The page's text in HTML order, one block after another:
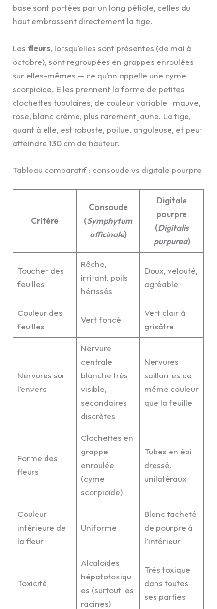
base sont portées par un long pétiole, celles du
haut embrassent directement la tige.
Les fleurs, lorsqu’elles sont présentes (de mai à
octobre), sont regroupées en grappes enroulées
sur elles-mêmes — ce qu’on appelle une cyme
scorpioïde. Elles prennent la forme de petites
clochettes tubulaires, de couleur variable : mauve,
rose, blanc crème, plus rarement jaune. La tige,
quant à elle, est robuste, poilue, anguleuse, et peut
atteindre 130 cm de hauteur.
Tableau comparatif : consoude vs digitale pourpre
Critère
Consoude
(Symphytum
officinale)
Digitale
pourpre
(Digitalis
purpurea)
Toucher des
feuilles
Rêche,
irritant, poils
hérissés
Doux, velouté,
agréable
Couleur des
feuilles
Vert foncé
Vert clair à
grisâtre
Nervures sur
l’envers
Nervure
centrale
blanche très
visible,
secondaires
discrètes
Nervures
saillantes de
même couleur
que la feuille
Forme des
fleurs
Clochettes en
grappe
enroulée
(cyme
scorpioïde)
Tubes en épi
dressé,
unilatéraux
Couleur
intérieure de
la fleur
Uniforme
Blanc tacheté
de pourpre à
l’intérieur
Toxicité
Alcaloïdes
hépatotoxiqu
es (surtout les
racines)
Très toxique
dans toutes
ses parties